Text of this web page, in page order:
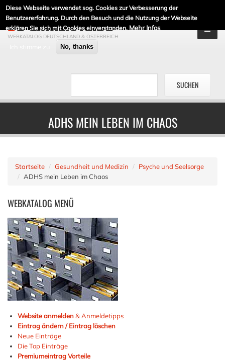
Diese Webseite verwendet sog. Cookies zur Verbesserung der
Benutzererfahrung. Durch den Besuch und die Nutzung der Webseite
erklären Sie sich mit Cookies einverstanden. Mehr Infos
No, thanks
DE-LINKLISTE.DE
WEBKATALOG DEUTSCHLAND & ÖSTERREICH
ADHS MEIN LEBEN IM CHAOS
Startseite Gesundheit und Medizin
Psyche und Seelsorge
ADHS mein Leben im Chaos
WEBKATALOG MENÜ
Website anmelden& Anmeldetipps
Eintrag ändern / Eintrag löschen
Neue Einträge
Die Top Einträge
Premiumeintrag Vorteile